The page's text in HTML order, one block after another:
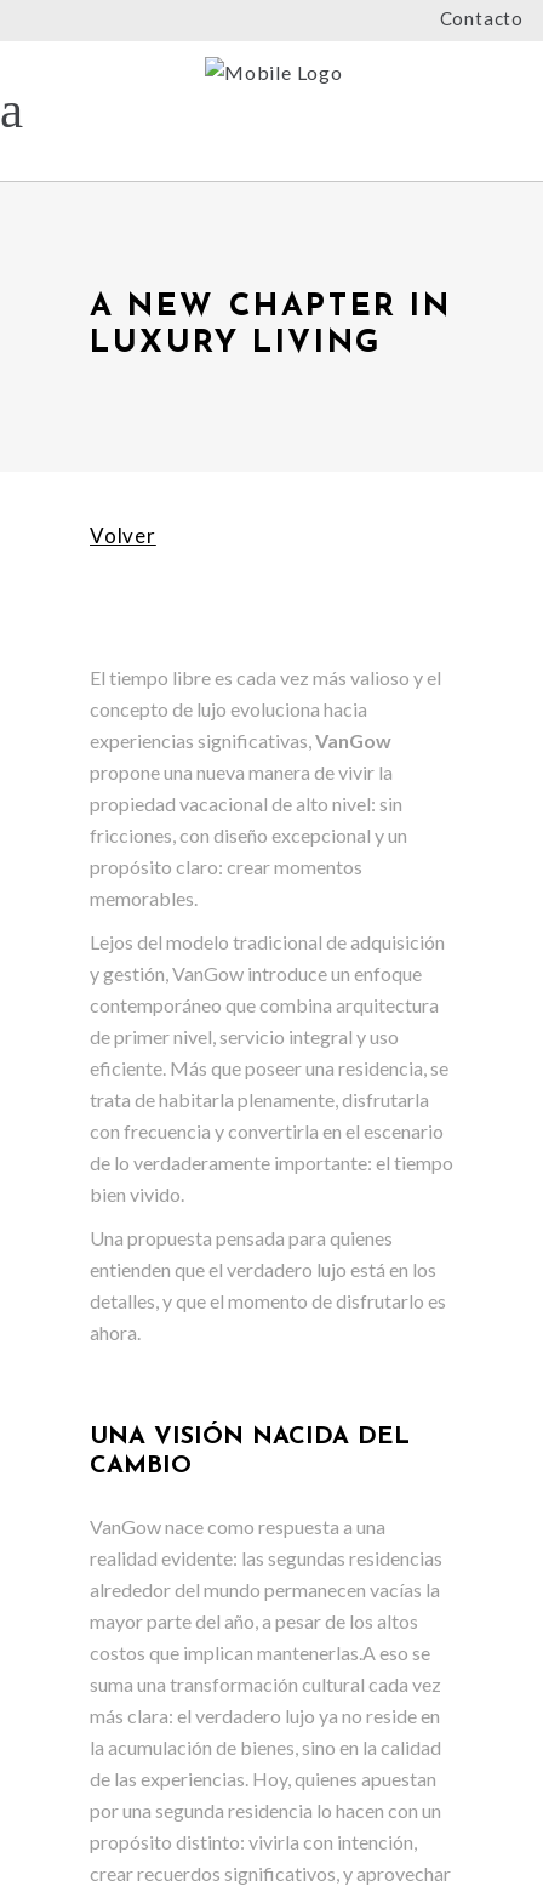
Contacto
A NEW CHAPTER IN
LUXURY LIVING
Volver
El tiempo libre es cada vez más valioso y el
concepto de lujo evoluciona hacia
experiencias significativas,VanGow
propone una nueva manera de vivir la
propiedad vacacional de alto nivel: sin
fricciones, con diseño excepcional y un
propósito claro: crear momentos
memorables.
Lejos del modelo tradicional de adquisición
y gestión, VanGow introduce un enfoque
contemporáneo que combina arquitectura
de primer nivel, servicio integral y uso
eficiente. Más que poseer una residencia, se
trata de habitarla plenamente, disfrutarla
con frecuencia y convertirla en el escenario
de lo verdaderamente importante: el tiempo
bien vivido.
Una propuesta pensada para quienes
entienden que el verdadero lujo está en los
detalles, y que el momento de disfrutarlo es
ahora.
UNA VISIÓN NACIDA DEL
CAMBIO
VanGow nace como respuesta a una
realidad evidente: las segundas residencias
alrededor del mundo permanecen vacías la
mayor parte del año, a pesar de los altos
costos que implican mantenerlas.A eso se
suma una transformación cultural cada vez
más clara: el verdadero lujo ya no reside en
la acumulación de bienes, sino en la calidad
de las experiencias. Hoy, quienes apuestan
por una segunda residencia lo hacen con un
propósito distinto: vivirla con intención,
crear recuerdos significativos, y aprovechar